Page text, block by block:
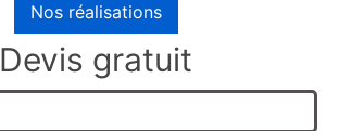
Nos réalisations
Devis gratuit